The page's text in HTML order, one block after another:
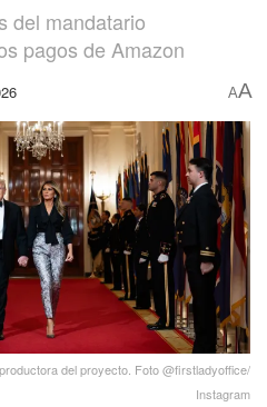
del mandatario
pagos de Amazon
AA
del proyecto. Foto @firstladyoffice/
Instagram